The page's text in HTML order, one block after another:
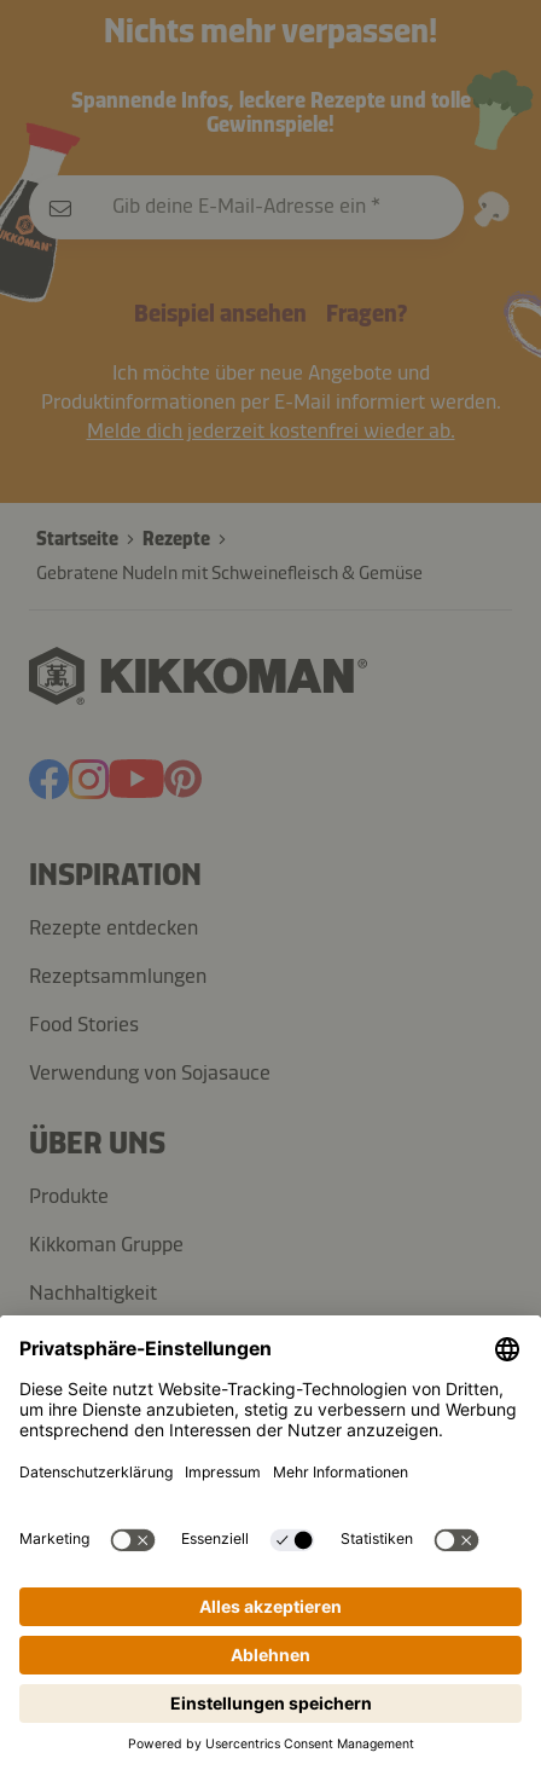
Schritt-für-Schritt-Kochen leicht
gemacht! Zum Starten antippen.
Nichts mehr verpassen!
Spannende Infos, leckere Rezepte und tolle
Gewinnspiele!
Gib deine E-Mail-Adresse ein
Beispiel ansehen Fragen?
Ich möchte über neue Angebote und
Produktinformationen per E-Mail informiert werden.
Melde dich jederzeit kostenfrei wieder ab.
Startseite
Rezepte
Gebratene Nudeln mit Schweinefleisch & Gemüse
INSPIRATION
Rezepte entdecken
Rezeptsammlungen
Food Stories
Verwendung von Sojasauce
ÜBER UNS
Produkte
Kikkoman Gruppe
Nachhaltigkeit
KUNDENSERVICE
FAQ
Kontakt
Kikkoman ist ein eingetragenes Warenzeichen der Kikkoman
Corporation, Japan.
© Kikkoman Trading Europe GmbH 2023 – 2026
Theodorstraße 180, 40472 Düsseldorf, Germany
Eingetragen beim AG Düsseldorf: HRB 35856